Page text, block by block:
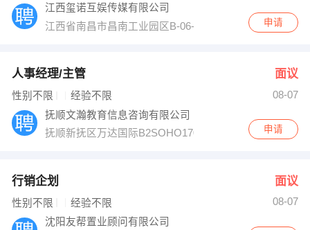
江西玺诺互娱传媒有限公司
江西省南昌市昌南工业园区B-06-02地块金鹰路13号四楼
申请
人事经理/主管 面议
性别不限 经验不限
08-07
抚顺文瀚教育信息咨询有限公司
抚顺新抚区万达国际B2SOHO1704
申请
行销企划 面议
性别不限 经验不限
08-07
沈阳友帮置业顾问有限公司